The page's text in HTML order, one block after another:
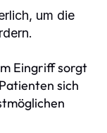
um die
Eingriff sorgt
sich